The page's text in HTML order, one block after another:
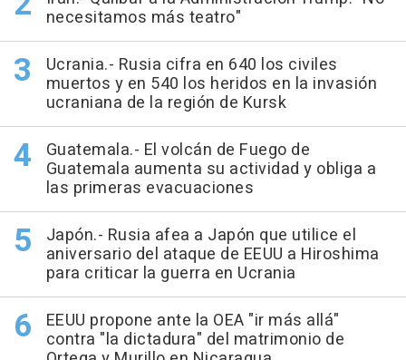
necesitamos más teatro"
Ucrania.- Rusia cifra en 640 los civiles
muertos y en 540 los heridos en la invasión
ucraniana de la región de Kursk
Guatemala.- El volcán de Fuego de
Guatemala aumenta su actividad y obliga a
las primeras evacuaciones
Japón.- Rusia afea a Japón que utilice el
aniversario del ataque de EEUU a Hiroshima
para criticar la guerra en Ucrania
EEUU propone ante la OEA "ir más allá"
contra "la dictadura" del matrimonio de